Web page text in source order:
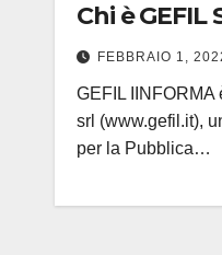
Chi è GEFIL
FEBBRAIO 1,
GEFIL IINFORMA
srl (www.gefil.it),
per la Pubblica…